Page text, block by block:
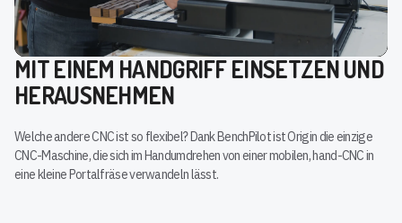
MIT EINEM HANDGRIFF EINSETZEN UND
HERAUSNEHMEN
Welche andere CNC ist so flexibel? Dank BenchPilot ist Origin die einzige
CNC-Maschine, die sich im Handumdrehen von einer mobilen, hand-CNC in
eine kleine Portalfräse verwandeln lässt.